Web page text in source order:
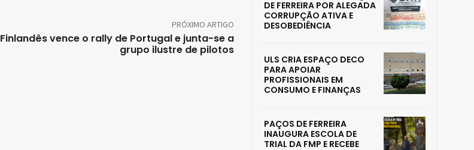
PRÓXIMO ARTIGO
Finlandês vence o rally de Portugal e junta-se a
grupo ilustre de pilotos
DE FERREIRA POR ALEGADA
CORRUPÇÃO ATIVA E
DESOBEDIÊNCIA
ULS CRIA ESPAÇO DECO
PARA APOIAR
PROFISSIONAIS EM
CONSUMO E FINANÇAS
PAÇOS DE FERREIRA
INAUGURA ESCOLA DE
TRIAL DA FMP E RECEBE